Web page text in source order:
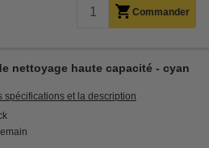
Commander
nettoyage haute capacité - cyan
spécifications et la description